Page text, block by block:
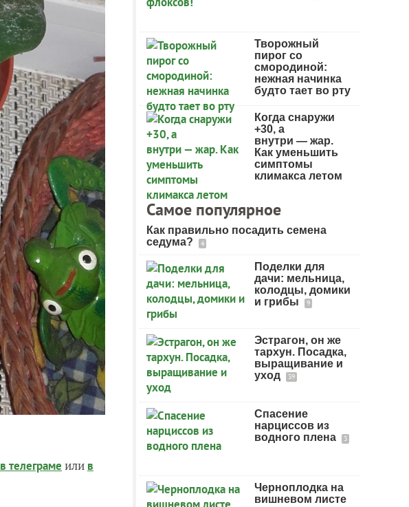
в телеграме или в
Творожный
пирог со
смородиной:
нежная начинка
будто тает во рту
Когда снаружи
+30, а
внутри — жар.
Как уменьшить
симптомы
климакса летом
Самое популярное
Как правильно посадить семена
седума?
4
Поделки для
дачи: мельница,
колодцы, домики
и грибы
9
Эстрагон, он же
тархун. Посадка,
выращивание и
уход
39
Спасение
нарциссов из
водного плена
3
Черноплодка на
вишневом листе